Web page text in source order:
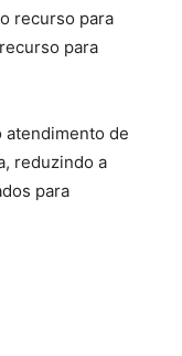
recurso para
para
atendimento de
reduzindo a
para